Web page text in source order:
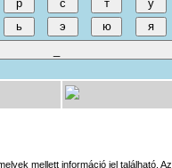
mellett információ jel található.